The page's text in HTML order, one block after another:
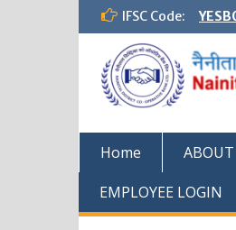
Skip
content
IFSC Code:
Home ABOUT
EMPLOYEE LOGIN